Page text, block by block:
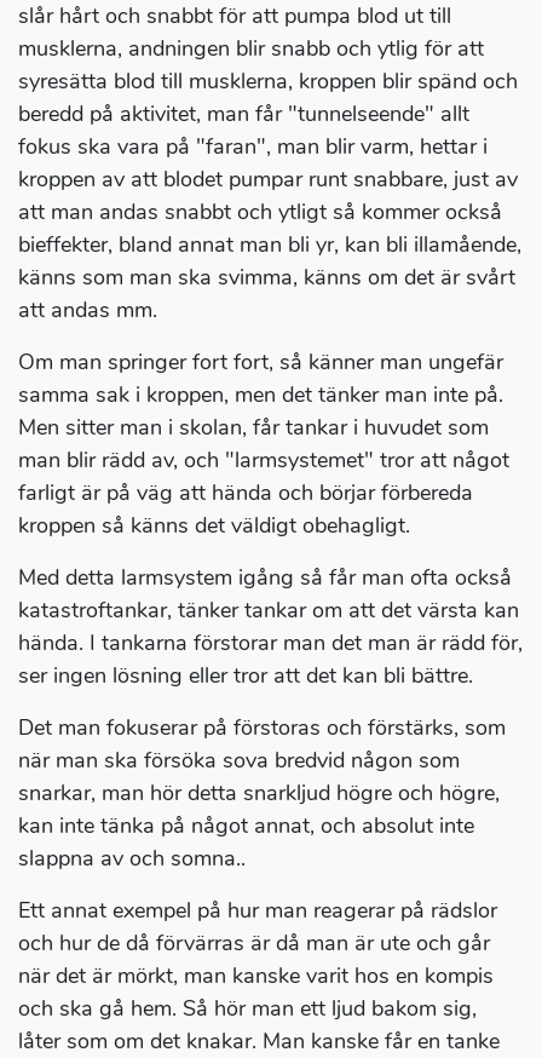
slår hårt och snabbt för att pumpa blod ut till
musklerna, andningen blir snabb och ytlig för att
syresätta blod till musklerna, kroppen blir spänd och
beredd på aktivitet, man får "tunnelseende" allt
fokus ska vara på "faran", man blir varm, hettar i
kroppen av att blodet pumpar runt snabbare, just av
att man andas snabbt och ytligt så kommer också
bieffekter, bland annat man bli yr, kan bli illamående,
känns som man ska svimma, känns om det är svårt
att andas mm.
Om man springer fort fort, så känner man ungefär
samma sak i kroppen, men det tänker man inte på.
Men sitter man i skolan, får tankar i huvudet som
man blir rädd av, och "larmsystemet" tror att något
farligt är på väg att hända och börjar förbereda
kroppen så känns det väldigt obehagligt.
Med detta larmsystem igång så får man ofta också
katastroftankar, tänker tankar om att det värsta kan
hända. I tankarna förstorar man det man är rädd för,
ser ingen lösning eller tror att det kan bli bättre.
Det man fokuserar på förstoras och förstärks, som
när man ska försöka sova bredvid någon som
snarkar, man hör detta snarkljud högre och högre,
kan inte tänka på något annat, och absolut inte
slappna av och somna..
Ett annat exempel på hur man reagerar på rädslor
och hur de då förvärras är då man är ute och går
när det är mörkt, man kanske varit hos en kompis
och ska gå hem. Så hör man ett ljud bakom sig,
låter som om det knakar. Man kanske får en tanke